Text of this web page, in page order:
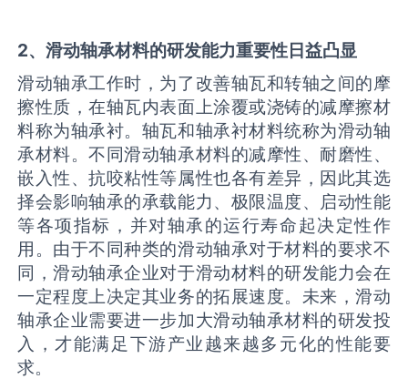
2、滑动轴承材料的研发能力重要性日益凸显
滑动轴承工作时，为了改善轴瓦和转轴之间的摩
擦性质，在轴瓦内表面上涂覆或浇铸的减摩擦材
料称为轴承衬。轴瓦和轴承衬材料统称为滑动轴
承材料。不同滑动轴承材料的减摩性、耐磨性、
嵌入性、抗咬粘性等属性也各有差异，因此其选
择会影响轴承的承载能力、极限温度、启动性能
等各项指标，并对轴承的运行寿命起决定性作
用。由于不同种类的滑动轴承对于材料的要求不
同，滑动轴承企业对于滑动材料的研发能力会在
一定程度上决定其业务的拓展速度。未来，滑动
轴承企业需要进一步加大滑动轴承材料的研发投
入，才能满足下游产业越来越多元化的性能要
求。